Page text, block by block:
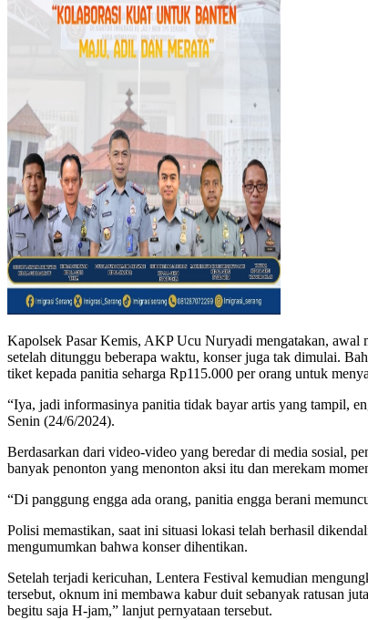
Kapolsek Pasar Kemis, AKP Ucu Nuryadi mengatakan,
setelah ditunggu beberapa waktu, konser juga tak dimulai.
tiket kepada panitia seharga Rp115.000 per orang untuk
“Iya, jadi informasinya panitia tidak bayar artis yang tampil,
Senin (24/6/2024).
Berdasarkan dari video-video yang beredar di media sosial,
banyak penonton yang menonton aksi itu dan merekam
“Di panggung engga ada orang, panitia engga berani
Polisi memastikan, saat ini situasi lokasi telah berhasil
mengumumkan bahwa konser dihentikan.
Setelah terjadi kericuhan, Lentera Festival kemudian
tersebut, oknum ini membawa kabur duit sebanyak ratusan
begitu saja H-jam,” lanjut pernyataan tersebut.